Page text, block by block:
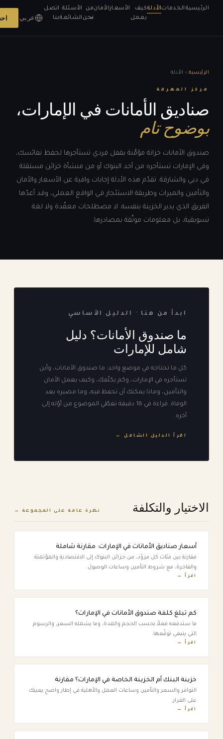
الرئيسية الخدماتالأدلةكيف
يعمل
الأسعارالأمانمن
نحن
الأسئلة
الشائعة
اتصل
بنا
عربي
الرئيسية › الأدلة
مركز المعرفة
صناديق الأمانات في الإمارات،
بوضوح تام
صندوق الأمانات خزانة مؤمَّنة بقفل فردي تستأجرها لحفظ نفائسك،
وفي الإمارات تستأجره من أحد البنوك أو من منشأة خزائن مستقلة
في دبي والشارقة. تقدّم هذه الأدلة إجابات وافية عن الأسعار والأمان
والتأمين والميراث وطريقة الاستئجار في الواقع العملي، وقد أعدّها
الفريق الذي يدير الخزينة بنفسه. لا مصطلحات معقّدة ولا لغة
تسويقية، بل معلومات موثّقة بمصادرها.
ابدأ من هنا · الدليل الأساسي
ما صندوق الأمانات؟ دليل
شامل للإمارات
كل ما تحتاجه في موضع واحد: ما صندوق الأمانات، وأين
تستأجره في الإمارات، وكم يكلّفك، وكيف يعمل الأمان
والتأمين، وماذا يمكنك أن تحفظ فيه، وما مصيره بعد
الوفاة. قراءة في 18 دقيقة تغطّي الموضوع من أوّله إلى
آخره.
اقرأ الدليل الشامل ←
الاختيار والتكلفة نظرة عامة على المجموعة →
أسعار صناديق الأمانات في الإمارات: مقارنة شاملة
مقارنة بين فئات كل مزوّد، من خزائن البنوك إلى الاقتصادية والمؤتمتة
والفاخرة، مع شروط التأمين وساعات الوصول.
اقرأ →
كم تبلغ كلفة صندوق الأمانات في الإمارات؟
ما ستدفعه فعلاً بحسب الحجم والمدة، وما يشمله السعر، والرسوم
التي ينبغي توقّعها.
اقرأ →
خزينة البنك أم الخزينة الخاصة في الإمارات؟ مقارنة
التوافر والسعر والتأمين وساعات العمل والأهلية في إطار واضح يعينك
على القرار.
اقرأ →